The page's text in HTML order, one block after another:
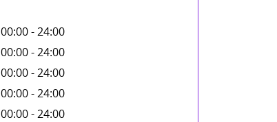
00:00 - 24:00
00:00 - 24:00
00:00 - 24:00
00:00 - 24:00
00:00 - 24:00